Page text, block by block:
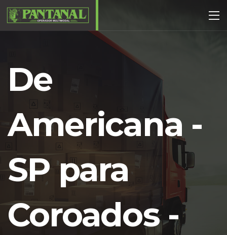
De
Americana -
SP para
Coroados -